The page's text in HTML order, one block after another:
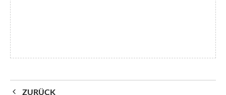
ZURÜCK